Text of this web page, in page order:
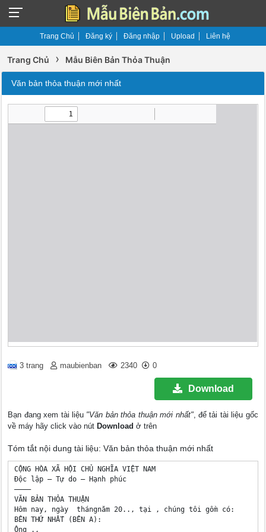
Trang Chủ Đăng ký Đăng nhập Upload Liên hệ
Trang Chủ › Mẫu Biên Bản Thỏa Thuận
Văn bản thỏa thuận mới nhất
3 trang maubienban 2340 0
Download
Bạn đang xem tài liệu "Văn bản thỏa thuận mới nhất", để tải tài liệu gốc
về máy hãy click vào nút Download ở trên
Tóm tắt nội dung tài liệu: Văn bản thỏa thuận mới nhất
CỘNG HÒA XÃ HỘI CHỦ NGHĨA VIỆT NAM
Độc lập – Tự do – Hạnh phúc
————
VĂN BẢN THỎA THUẬN
Hôm nay, ngày  thángnăm 20.., tại , chúng tôi gồm có:
BÊN THỨ NHẤT (BÊN A):
Ông .,